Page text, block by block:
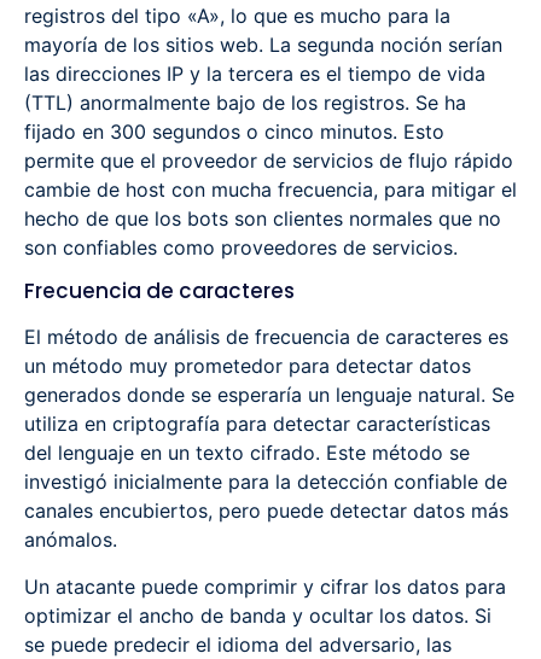
registros del tipo «A», lo que es mucho para la
mayoría de los sitios web. La segunda noción serían
las direcciones IP y la tercera es el tiempo de vida
(TTL) anormalmente bajo de los registros. Se ha
fijado en 300 segundos o cinco minutos. Esto
permite que el proveedor de servicios de flujo rápido
cambie de host con mucha frecuencia, para mitigar el
hecho de que los bots son clientes normales que no
son confiables como proveedores de servicios.
Frecuencia de caracteres
El método de análisis de frecuencia de caracteres es
un método muy prometedor para detectar datos
generados donde se esperaría un lenguaje natural. Se
utiliza en criptografía para detectar características
del lenguaje en un texto cifrado. Este método se
investigó inicialmente para la detección confiable de
canales encubiertos, pero puede detectar datos más
anómalos.
Un atacante puede comprimir y cifrar los datos para
optimizar el ancho de banda y ocultar los datos. Si
se puede predecir el idioma del adversario, las